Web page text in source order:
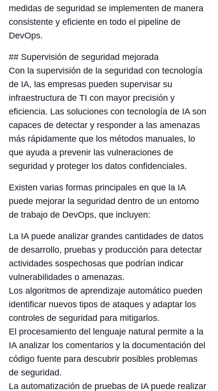
medidas de seguridad se implementen de manera
consistente y eficiente en todo el pipeline de
DevOps.
## Supervisión de seguridad mejorada
Con la supervisión de la seguridad con tecnología
de IA, las empresas pueden supervisar su
infraestructura de TI con mayor precisión y
eficiencia. Las soluciones con tecnología de IA son
capaces de detectar y responder a las amenazas
más rápidamente que los métodos manuales, lo
que ayuda a prevenir las vulneraciones de
seguridad y proteger los datos confidenciales.
Existen varias formas principales en que la IA
puede mejorar la seguridad dentro de un entorno
de trabajo de DevOps, que incluyen:
La IA puede analizar grandes cantidades de datos
de desarrollo, pruebas y producción para detectar
actividades sospechosas que podrían indicar
vulnerabilidades o amenazas.
Los algoritmos de aprendizaje automático pueden
identificar nuevos tipos de ataques y adaptar los
controles de seguridad para mitigarlos.
El procesamiento del lenguaje natural permite a la
IA analizar los comentarios y la documentación del
código fuente para descubrir posibles problemas
de seguridad.
La automatización de pruebas de IA puede realizar